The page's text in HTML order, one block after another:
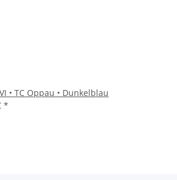
• TC Oppau • Dunkelblau
*